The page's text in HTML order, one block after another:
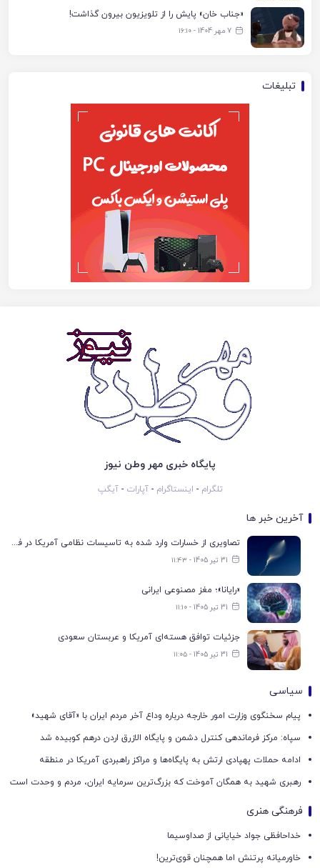
«جناب خان» پایش را از تلویزیون بیرون گذاشت!
7 مهر 1404 - ۱۶:۱۰
تبلیغات
پایگاه خبری مهر وطن نیوز
تلگرام - اینستاگرام -آپارات -آیگپ
آخرین خبر ها
تصاویری از خسارات وارد شده به تاسیسات نظامی آمریکا در فرودگاه اربیل
31 تیر 1405 - ۱۱:۴۳
«رایانا»؛ مغز مصنوعی ایرانی
31 تیر 1405 - ۱۱:۱۰
جزئیات توافق هسته‌ای آمریکا و عربستان سعودی
31 تیر 1405 - ۱۱:۰۵
سیاسی
پیام سخنگوی وزارت امور خارجه درباره وداع آخر مردم ایران با «آقای شهید»
سپاه: مرکز فرماندهی کنترل دشمن و پایگاه الازرق اردن درهم کوبیده شد
ادامه حملات پهپادی ارتش به پایگاه‌ها و مراکز راهبردی آمریکا در منطقه
رهبری شهید به همگان آموخت که بزرگ‌ترین سرمایه ایران، مردم و وحدت است
فرهنگی هنری
خداحافظی جواد خیایانی از صداوسیما
خاورمیانه پرتنش اما همچنان قوی‌ترین!